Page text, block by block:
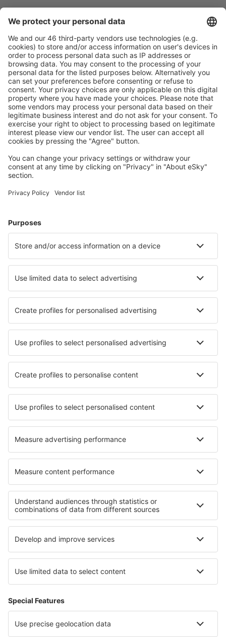
Schnell und einfach suchen
Angebot an Ihre Bedürfnisse angepasst.
Sicher planen
Buchen ohne Sorgen mit einer kostenlosen
Stornierungsoption.
Mehr sparen
Attraktive Preise und Spezialangebote für eingeloggte
Benutzer.
Unterkünfte, die Sie mögen
Hütten, Apartments und andere.
Hotels in China - Beliebte Städte
Hotels in Shanghai Hotels in Guangzhou
Hotels in Shenzhen Hotels in Chengdu Hotels in Peking
Hotels in Wenzhou Hotels in Chaozhou Hotels in Yantai
Hotels in Beaulieu-lès-Loches Hotels in Pont-d'Ouilly
Hotels in Toluquilla Hotels in Plai Phraya
Hotels in Cianorte Hotels in Chimayo
Hotels in Barcellona Pozzo di Gotto Hotels in Serra de'Conti
Die besten Hotels - Regionen
Hotels in Chiang Mai Hotels in Rila Mountains
Hotels in Aspen Hotels in Salzburg Region
Hotels Caprivi